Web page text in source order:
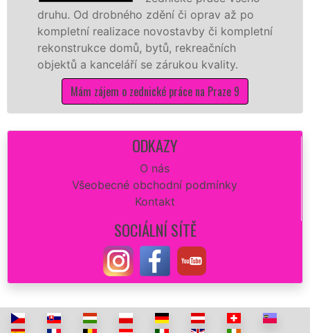
Od drobného zdění či oprav až po
realizace novostavby či kompletní
domů, bytů, rekreačních
a kanceláří se zárukou kvality.
Mám zájem o zednické práce na Praze 9
ODKAZY
O nás
Všeobecné obchodní podmínky
Kontakt
SOCIÁLNÍ SÍTĚ